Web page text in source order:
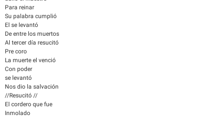
Para reinar
Su palabra cumplió
El se levantó
De entre los muertos
Al tercer día resucitó
Pre coro
La muerte el venció
Con poder
se levantó
Nos dio la salvación
//Resucitó //
El cordero que fue
Inmolado